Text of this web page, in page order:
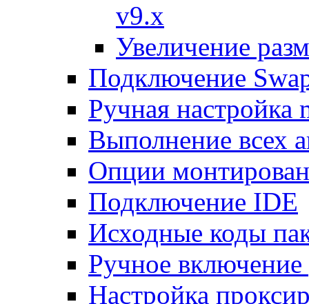
v9.x
Увеличение
Подключение
Ручная настройка
Выполнение всех
Опции
Подключение IDE
Исходные коды
Ручное
Настройка